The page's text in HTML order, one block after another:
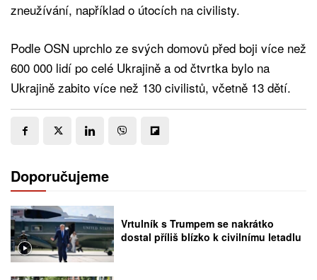
zneužívání, například o útocích na civilisty.
Podle OSN uprchlo ze svých domovů před boji více než
600 000 lidí po celé Ukrajině a od čtvrtka bylo na
Ukrajině zabito více než 130 civilistů, včetně 13 dětí.
Doporučujeme
Vrtulník s Trumpem se nakrátko
dostal příliš blízko k civilnímu letadlu